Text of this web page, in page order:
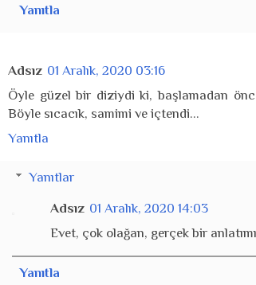
Yanıtla
Adsız 01 Aralık, 2020 03:16
Öyle güzel bir diziydi ki, başlamadan
Böyle sıcacık, samimi ve içtendi...
Yanıtla
Yanıtlar
Adsız 01 Aralık, 2020 14:03
Evet, çok olağan, gerçek bir
Yanıtla